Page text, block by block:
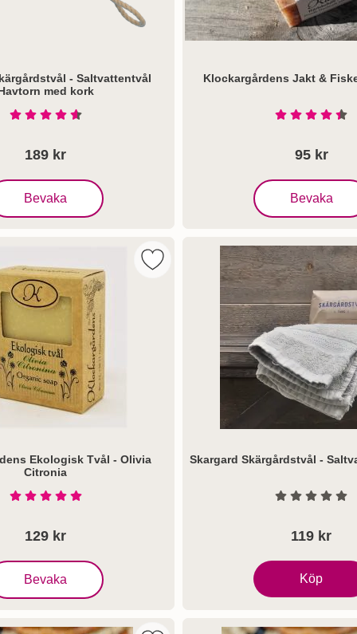
eller myggbetten. Klockargårdens Jakt & Fiske tvål till
av människa du än är. Så länge du tycker om naturen
- Saltvattentvål
med kork
Betyg: 4.7 Stjärnor av 5
189 kr
Bevaka
Skärgårdstvål - Saltvattentvål Havtorn med kork
Klockargårdens Jakt &
Betyg:
95 kr
Bevaka
, Klockargårdens
Saltvattentvål - Naturtvål som favorit
Ekologisk Tvål - Olivia
Citronia
Betyg: 5 Stjärnor av 5
129 kr
Bevaka
Ekologisk Tvål - Olivia Citronia
Markera klockargårdens Ekologisk
Skargard Skärgårdstvål -
Betyg: 0
119 kr
Köp
Skargard